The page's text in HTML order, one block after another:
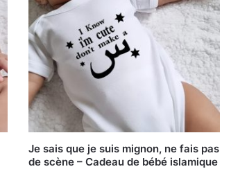
Je sais que je suis mignon, ne fais pas
de scène – Cadeau de bébé islamique